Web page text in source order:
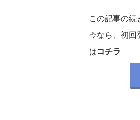
この記事の続
今なら、初回
はコチラ